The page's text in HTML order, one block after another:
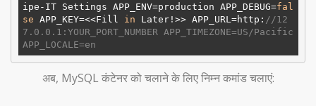
ipe-IT Settings APP_ENV=production APP_DEBUG=fal
se APP_KEY=<<Fill in Later!>> APP_URL=http: //12
7.0.0.1:YOUR_PORT_NUMBER APP_TIMEZONE=US/Pacific
APP_LOCALE=en
अब, MySQL कंटेनर को चलाने के लिए निम्न कमांड चलाएं: